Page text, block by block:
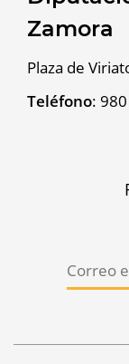
Zamora
Plaza de
Teléfono: